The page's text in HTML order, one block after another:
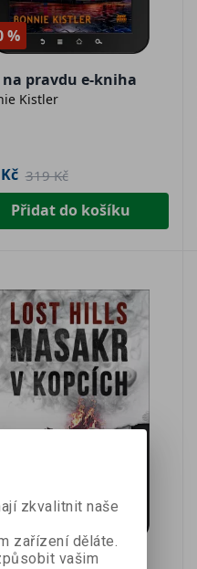
%
na pravdu e-kniha
Kistler
319 Kč
Přidat do košíku
zkvalitnit naše
zařízení děláte.
vašim
Kč
sleva na
je Vaše.